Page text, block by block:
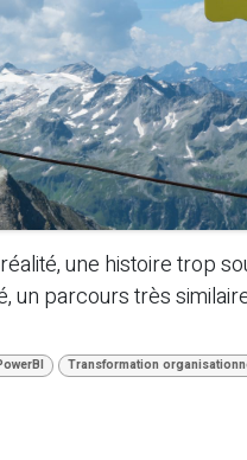
une histoire trop
un parcours très
Transformation